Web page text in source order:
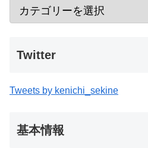
Twitter
Tweets by kenichi_sekine
基本情報